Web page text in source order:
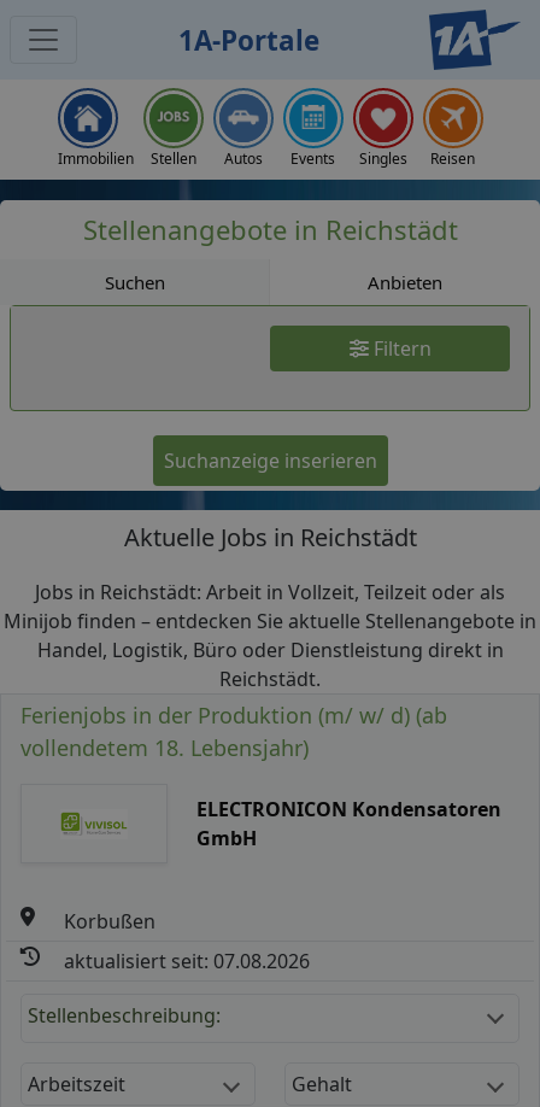
1A-Portale
Immobilien Stellen Autos Events Singles Reisen
Stellenangebote in Reichstädt
Suchen Anbieten
Filtern
Suchanzeige inserieren
Aktuelle Jobs in Reichstädt
Jobs in Reichstädt: Arbeit in Vollzeit, Teilzeit oder als
Minijob finden – entdecken Sie aktuelle Stellenangebote in
Handel, Logistik, Büro oder Dienstleistung direkt in
Reichstädt.
Ferienjobs in der Produktion (m/ w/ d) (ab
vollendetem 18. Lebensjahr)
ELECTRONICON Kondensatoren
GmbH
Korbußen
aktualisiert seit: 07.08.2026
Stellenbeschreibung:
Arbeitszeit Gehalt